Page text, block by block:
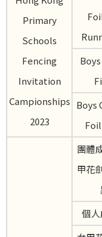
Primary
Schools
Fencing
Invitation
Campionships
2023
Boys
團體
甲花
個人